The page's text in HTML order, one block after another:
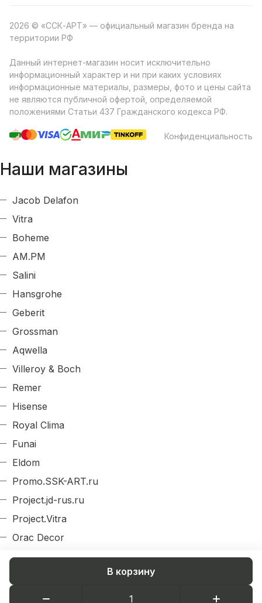
В корзину
2026 © «ССК-АРТ» — официальный магазин бренда на
территории РФ
Данный интернет-магазин носит исключительно
информационный характер и ни при каких условиях
информационные материалы, размеры, фото и цены сайта
не являются публичной офертой, определяемой
положениями Статьи 437 Гражданского кодекса РФ.
Конфиденциальность
Наши магазины
Jacob Delafon
Vitra
Boheme
AM.PM
Salini
Hansgrohe
Geberit
Grossman
Aqwella
Villeroy & Boch
Remer
Hisense
Royal Clima
Funai
Eldom
Promo.SSK-ART.ru
Project.jd-rus.ru
Project.Vitra
Orac Decor
Evroplast